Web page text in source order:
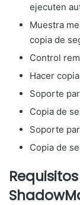
ejecuten
Muestra
copia de
Control
Hacer
Soporte
Copia de
Soporte
Copia de